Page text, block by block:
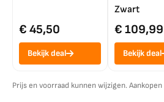
€ 45,50
Bekijk deal
Zwart
€ 109,99
Bekijk deal
Prijs en voorraad kunnen wijzigen.